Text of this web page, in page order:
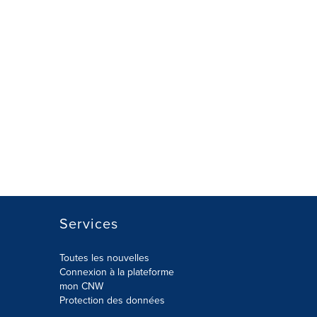
Services
Toutes les nouvelles
Connexion à la plateforme
mon CNW
Protection des données